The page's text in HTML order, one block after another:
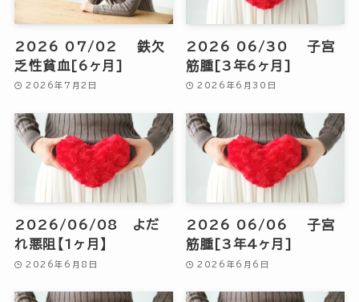
2026 07/02 鉄欠
乏性貧血[6ヶ月]
2026年7月2日
2026 06/30 子宮
筋腫[3年6ヶ月]
2026年6月30日
2026/06/08 よだ
れ悪阻【1ヶ月】
2026年6月8日
2026 06/06 子宮
筋腫[3年4ヶ月]
2026年6月6日